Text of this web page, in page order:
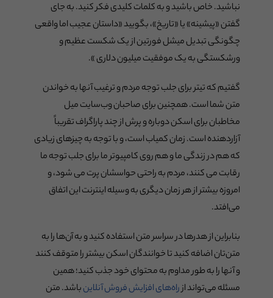
نباشید. خاص باشید و به کلمات کلیدی فکر کنید. به جای
گفتن «پیشینه» یا «تاریخ»، بگویید «داستان عجیب اما واقعی
چگونگی تبدیل میشل فورتین از یک شکست عظیم و
ورشکستگی به یک موفقیت میلیون دلاری ».
گفتیم که تیتر برای جلب توجه مردم و ترغیب آنها به خواندن
متن شما است. همچنین برای صاحبان وب‌سایت میل
مخاطبان برای اسکن دوباره و پرش از چند پاراگراف تقریباً
آزاردهنده است. زمان کمیاب است، و با توجه به چیزهای زیادی
که هم در زندگی ما و هم روی کامپیوتر ما برای جلب توجه ما
رقابت می کنند، مردم به راحتی حواسشان پرت می شود، و
امروزه بیشتر از هر زمان دیگری به وسیله اینترنت این اتفاق
می‌افتد.
بنابراین از هدرها در سراسر متن استفاده کنید و به آن‌ها را به
متن‌تان اضافه کنید تا خوانندگان اسکن بیشتر را متوقف کنند
و آنها را به طور مداوم به محتوای خود جذب کنید؛ همین
مسئله می‌تواند ازراه‌های افزایش فروش آنلاینباشد. متن